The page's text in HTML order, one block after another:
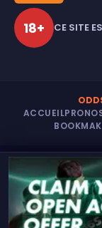
18+ CE SITE
ACCUEIL